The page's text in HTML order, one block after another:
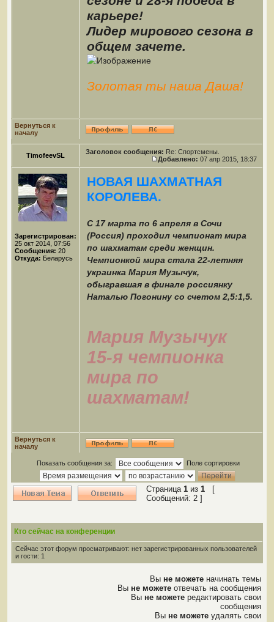
карьере!
Лидер мирового сезона в
общем зачете.
Золотая ты наша Даша!
Вернуться к
началу
TimofeevSL Заголовок сообщения: Re: Спортсмены.
Добавлено: 07 апр 2015, 18:37
Зарегистрирован:
25 окт 2014, 07:56
Сообщения: 20
Откуда: Беларусь
НОВАЯ ШАХМАТНАЯ
КОРОЛЕВА.
С 17 марта по 6 апреля в Сочи
(Россия) проходил чемпионат мира
по шахматам среди женщин.
Чемпионкой мира стала 22-летняя
украинка Мария Музычук,
обыгравшая в финале россиянку
Наталью Погонину со счетом 2,5:1,5.
Мария Музычук
15-я чемпионка
мира по
шахматам!
Вернуться к
началу
Показать сообщения за: Поле сортировки
Страница 1 из 1 [
Сообщений: 2 ]
Кто сейчас на конференции
Сейчас этот форум просматривают: нет зарегистрированных пользователей
и гости: 1
Вы не можете начинать темы
Вы не можете отвечать на сообщения
Вы не можете редактировать свои
сообщения
Вы не можете удалять свои